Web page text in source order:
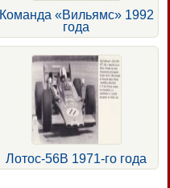
Команда «Вильямс» 1992
года
Лотос-56В 1971-го года